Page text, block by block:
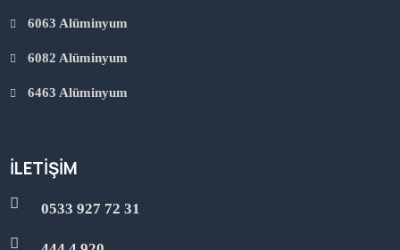
6063 Alüminyum
6082 Alüminyum
6463 Alüminyum
İLETIŞIM
0533 927 72 31